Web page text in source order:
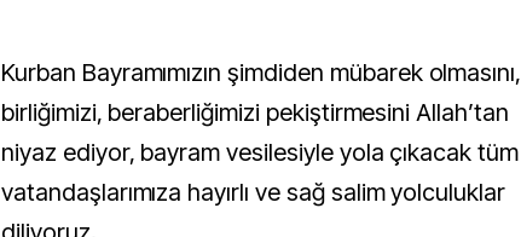
Kurban Bayramımızın şimdiden mübarek olmasını,
birliğimizi, beraberliğimizi pekiştirmesini Allah’tan
niyaz ediyor, bayram vesilesiyle yola çıkacak tüm
vatandaşlarımıza hayırlı ve sağ salim yolculuklar